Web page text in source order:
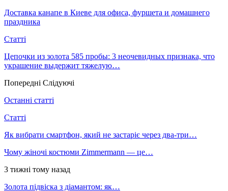
Доставка канапе в Киеве для офиса, фуршета и домашнего
праздника
Статті
Цепочки из золота 585 пробы: 3 неочевидных признака, что
украшение выдержит тяжелую…
Попередні Слідуючі
Останні статті
Статті
Як вибрати смартфон, який не застаріє через два-три…
Чому жіночі костюми Zimmermann — це…
3 тижні тому назад
Золота підвіска з діамантом: як…